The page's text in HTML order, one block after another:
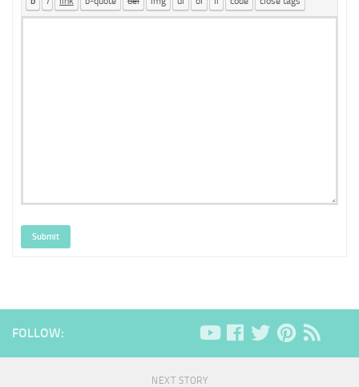
Submit
FOLLOW:
NEXT STORY